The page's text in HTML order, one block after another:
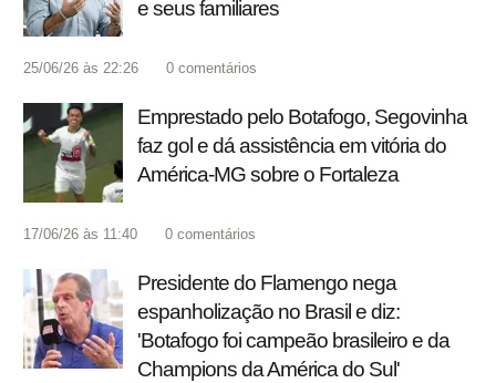
e seus familiares
25/06/26 às 22:26 0 comentários
Emprestado pelo Botafogo, Segovinha
faz gol e dá assistência em vitória do
América-MG sobre o Fortaleza
17/06/26 às 11:40 0 comentários
Presidente do Flamengo nega
espanholização no Brasil e diz:
'Botafogo foi campeão brasileiro e da
Champions da América do Sul'